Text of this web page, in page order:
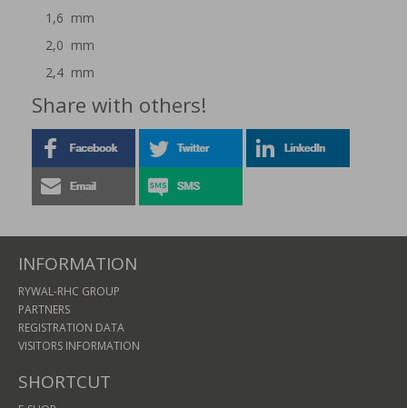
1,6 mm
2,0 mm
2,4 mm
Share with others!
INFORMATION
RYWAL-RHC GROUP
PARTNERS
REGISTRATION DATA
VISITORS INFORMATION
SHORTCUT